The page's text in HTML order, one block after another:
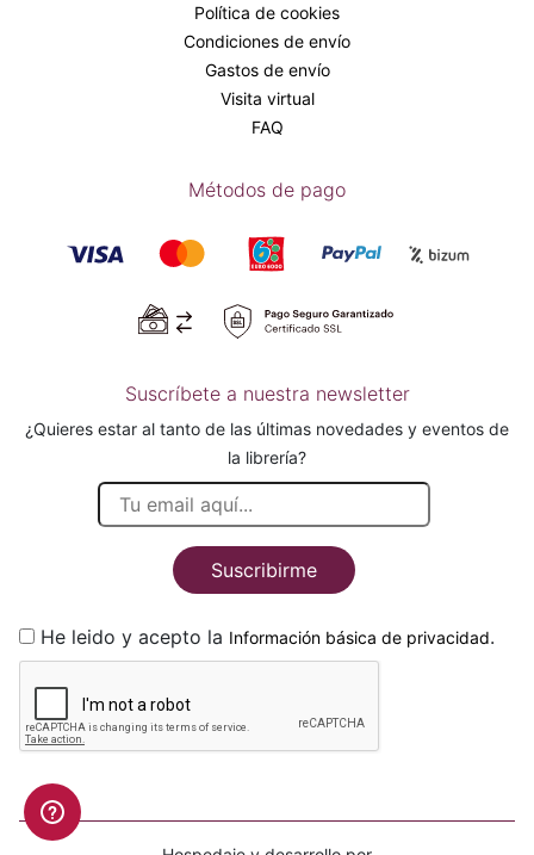
Política de cookies
Condiciones de envío
Gastos de envío
Visita virtual
FAQ
Métodos de pago
Suscríbete a nuestra newsletter
¿Quieres estar al tanto de las últimas novedades y eventos de
la librería?
Suscribirme
He leido y acepto la Información básica de privacidad.